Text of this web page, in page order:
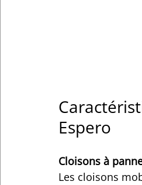
Espero
Cloisons à
Les cloisons